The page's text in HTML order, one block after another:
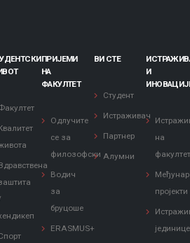
ПРИЈЕМИ
НА
ФАКУЛТЕТ
Одлучите
се за
филозофски
Водич
за
бруцоше
ERASMUS+
ВИ СТЕ
Студент
Истраживач
Партнер
Алумни
И
на
пројекти
јединице